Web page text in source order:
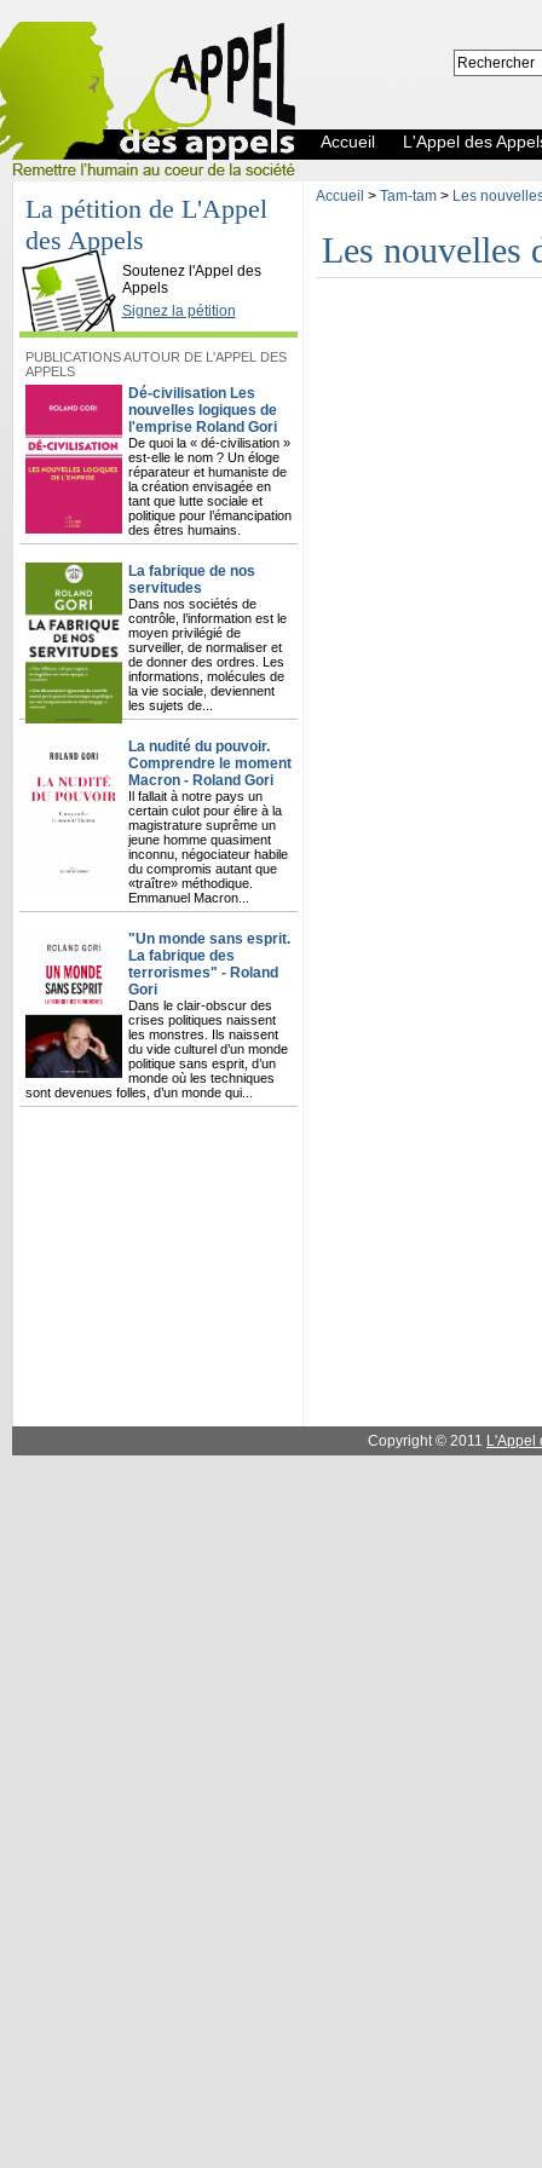
L'Appel des Appels
Accueil L'Appel des
La pétition de L'Appel
des Appels
Soutenez l'Appel des
Appels
Signez la pétition
PUBLICATIONS AUTOUR DE L'APPEL DES
APPELS
Dé-civilisation Les
nouvelles logiques de
l'emprise Roland Gori
De quoi la « dé-civilisation »
est-elle le nom ? Un éloge
réparateur et humaniste de
la création envisagée en
tant que lutte sociale et
politique pour l’émancipation
des êtres humains.
La fabrique de nos
servitudes
Dans nos sociétés de
contrôle, l’information est le
moyen privilégié de
surveiller, de normaliser et
de donner des ordres. Les
informations, molécules de
la vie sociale, deviennent
les sujets de...
La nudité du pouvoir.
Comprendre le moment
Macron - Roland Gori
Il fallait à notre pays un
certain culot pour élire à la
magistrature suprême un
jeune homme quasiment
inconnu, négociateur habile
du compromis autant que
«traître» méthodique.
Emmanuel Macron...
"Un monde sans esprit.
La fabrique des
terrorismes" - Roland
Gori
Dans le clair-obscur des
crises politiques naissent
les monstres. Ils naissent
du vide culturel d’un monde
politique sans esprit, d’un
monde où les techniques
sont devenues folles, d’un monde qui...
Accueil > Tam-tam> Les
Les nouvelles
Copyright © 2011 L'Appel